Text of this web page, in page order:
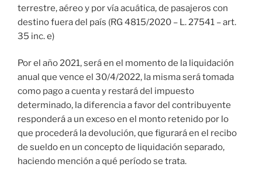
terrestre, aéreo y por vía acuática, de pasajeros con
destino fuera del país (RG 4815/2020 – L. 27541 – art.
35 inc. e)
Por el año 2021, será en el momento de la liquidación
anual que vence el 30/4/2022, la misma será tomada
como pago a cuenta y restará del impuesto
determinado, la diferencia a favor del contribuyente
responderá a un exceso en el monto retenido por lo
que procederá la devolución, que figurará en el recibo
de sueldo en un concepto de liquidación separado,
haciendo mención a qué período se trata.